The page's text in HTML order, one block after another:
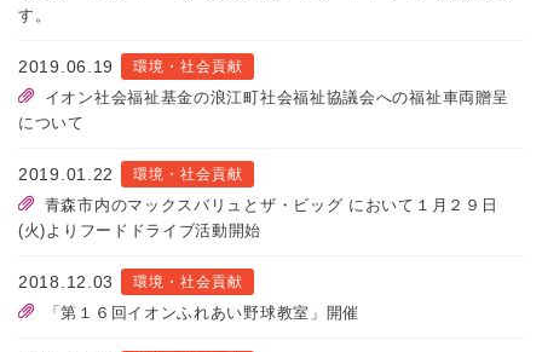
す。
2019.06.19 環境・社会貢献
イオン社会福祉基金の浪江町社会福祉協議会への福祉車両贈呈
について
2019.01.22 環境・社会貢献
青森市内のマックスバリュとザ・ビッグ において１月２９日
(火)よりフードドライブ活動開始
2018.12.03 環境・社会貢献
「第１６回イオンふれあい野球教室」開催